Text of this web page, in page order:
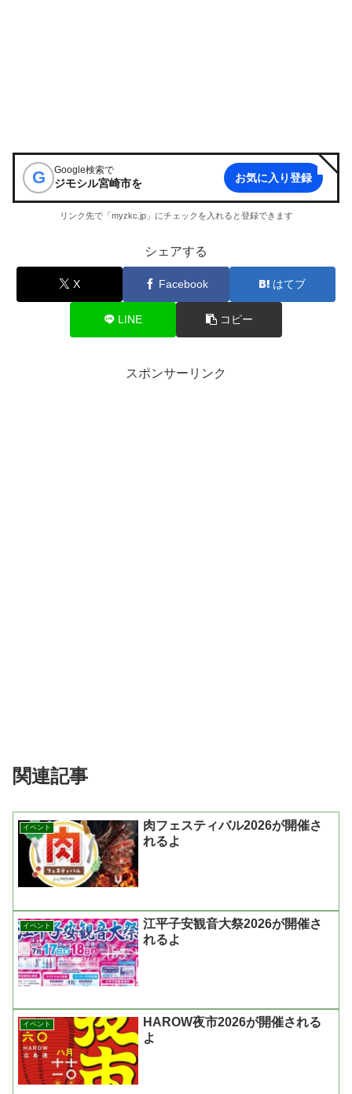
G Google検索で
ジモシル宮崎市を お気に入り登録
リンク先で「myzkc.jp」にチェックを入れると登録できます
シェアする
X Facebook はてブ
LINE コピー
スポンサーリンク
関連記事
イベント
肉フェスティバル2026が開催さ
れるよ
イベント
江平子安観音大祭2026が開催さ
れるよ
イベント
HAROW夜市2026が開催される
よ